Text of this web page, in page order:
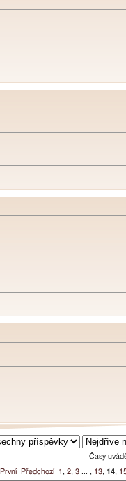
Časy
První Předchozí 1 , 2, 3 ... , 13, 14,